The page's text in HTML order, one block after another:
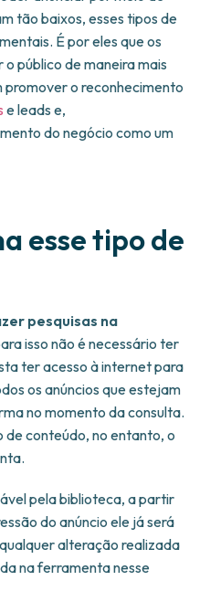
tão baixos, esses tipos de
É por eles que os
público de maneira mais
promover o reconhecimento
e leads e,
do negócio como um
esse tipo de
pesquisas na
isso não é necessário ter
ter acesso à internet para
os anúncios que estejam
no momento da consulta.
de conteúdo, no entanto, o
pela biblioteca, a partir
do anúncio ele já será
alteração realizada
na ferramenta nesse